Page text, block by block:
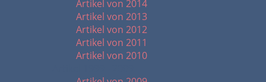
Artikel von 2014
Artikel von 2013
Artikel von 2012
Artikel von 2011
Artikel von 2010